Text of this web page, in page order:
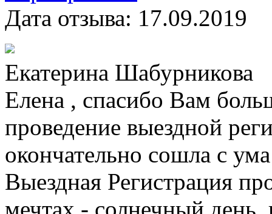
Дата отзыва: 17.09.2019
Екатерина Шабурникова
Елена , спасибо Вам
проведение выездной
окончательно сошла с
Выездная Регистрация
мечтах - солнечный день,